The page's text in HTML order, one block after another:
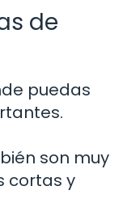
de
puedas
son muy
cortas y